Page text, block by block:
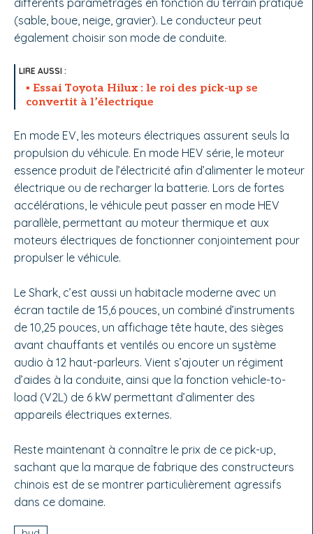
(sable, boue, neige, gravier). Le conducteur peut
également choisir son mode de conduite.
Essai Toyota Hilux : le roi des pick-up se
convertit à l’électrique
En mode EV, les moteurs électriques assurent seuls la
propulsion du véhicule. En mode HEV série, le moteur
essence produit de l’électricité afin d’alimenter le moteur
électrique ou de recharger la batterie. Lors de fortes
accélérations, le véhicule peut passer en mode HEV
parallèle, permettant au moteur thermique et aux
moteurs électriques de fonctionner conjointement pour
propulser le véhicule.
Le Shark, c’est aussi un habitacle moderne avec un
écran tactile de 15,6 pouces, un combiné d’instruments
de 10,25 pouces, un affichage tête haute, des sièges
avant chauffants et ventilés ou encore un système
audio à 12 haut-parleurs. Vient s’ajouter un régiment
d’aides à la conduite, ainsi que la fonction vehicle-to-
load (V2L) de 6 kW permettant d’alimenter des
appareils électriques externes.
Reste maintenant à connaître le prix de ce pick-up,
sachant que la marque de fabrique des constructeurs
chinois est de se montrer particulièrement agressifs
dans ce domaine.